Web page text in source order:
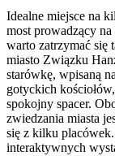
Idealne miejsce na
most prowadzący
warto zatrzymać się
miasto Związku
starówkę, wpisaną
gotyckich
spokojny spacer.
zwiedzania miasta
się z kilku
interaktywnych